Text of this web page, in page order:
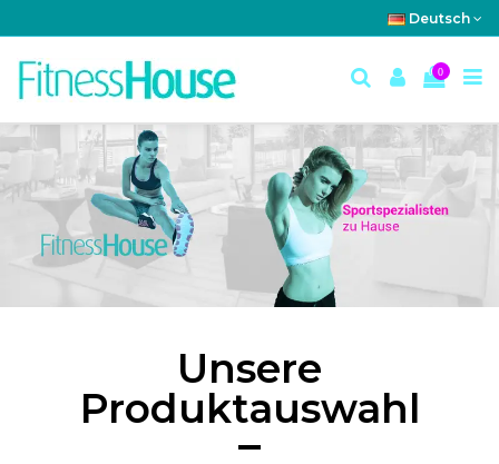
Deutsch
0
Unsere
Produktauswahl